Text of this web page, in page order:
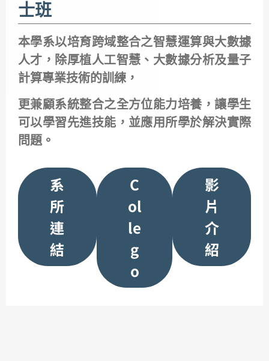
士班
本學系以培育跨域整合之智慧運算與大數據
人才，除厚植人工智慧、大數據分析及量子
計算專業技術的訓練，
更兼顧系統整合之全方位能力培養，讓學生
可以學習先進技能，並應用所學於解決實際
問題。
系
所
連
結
C
ol
le
g
o
影
片
介
紹